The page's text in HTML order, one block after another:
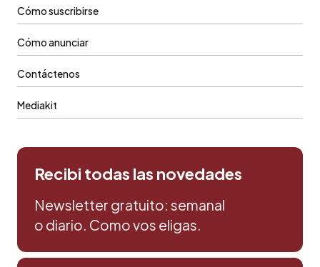
Cómo suscribirse
Cómo anunciar
Contáctenos
Mediakit
Recibi todas las novedades
Newsletter gratuito: semanal
o diario. Como vos eligas.